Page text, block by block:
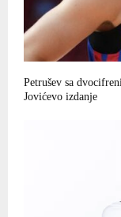
Petrušev sa
Jovićevo izdanje